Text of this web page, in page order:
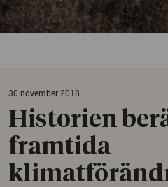
30 november 2018
Historien
framtida